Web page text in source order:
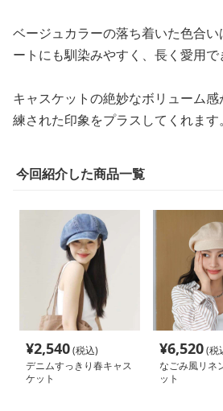
ベージュカラーの落ち着いた色合
ートにも馴染みやすく、長く愛用で
キャスケットの絶妙なボリューム
練された印象をプラスしてくれます。
今回紹介した商品一覧
¥2,540(税込)
デニムすっきり春キャス
ケット
¥6,520(税
なごみ風リネ
ット